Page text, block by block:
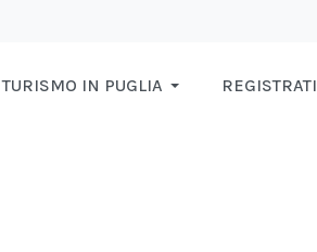
TURISMO IN PUGLIA REGISTRATI